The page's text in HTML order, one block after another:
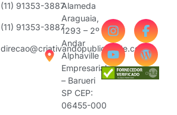
(11) 91353-3887
(11) 91353-3887
direcao@criativandopublicidade.com
Alameda
Araguaia,
1293 – 2º
Andar
Alphaville
Empresarial
– Barueri
SP CEP:
06455-000